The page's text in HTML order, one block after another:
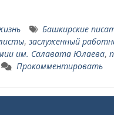
Башкирские
, заслуженный
им. Салавата Юлаева,
Прокомментировать